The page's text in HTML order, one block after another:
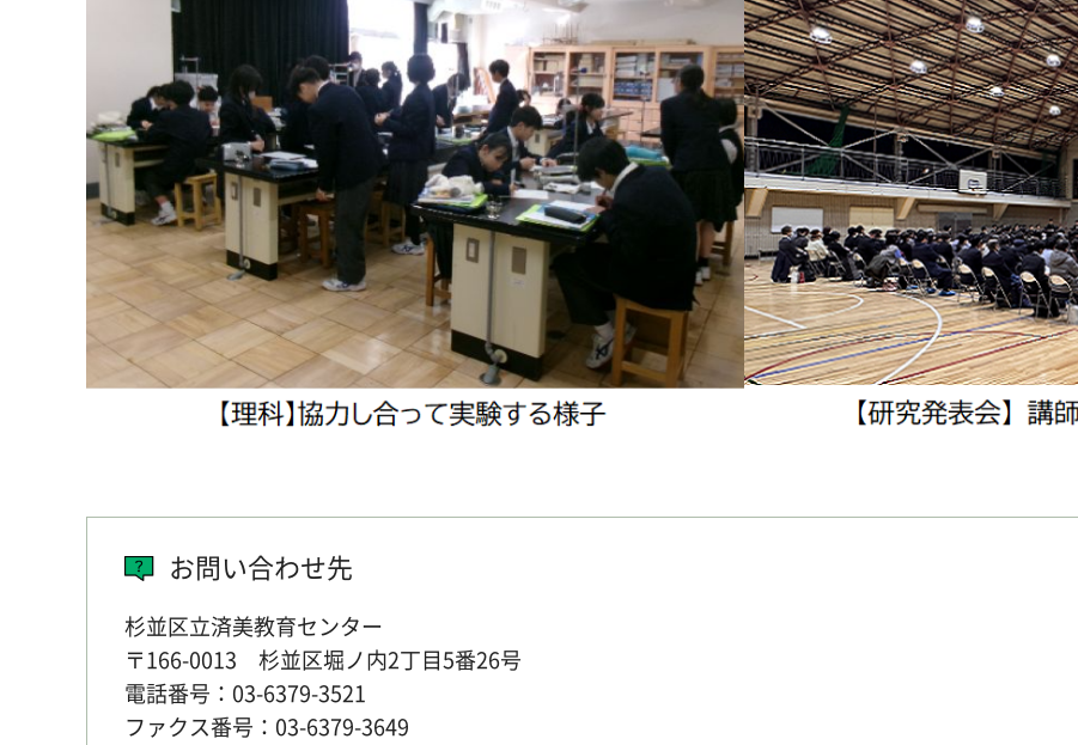
お問い合わせ先
杉並区立済美教育センター
〒166-0013 杉並区堀ノ内2丁目5番26号
電話番号：03-6379-3521
ファクス番号：03-6379-3649